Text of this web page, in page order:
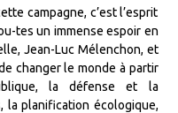
campagne, c’est l’esprit
tes un immense espoir en
Jean-Luc Mélenchon, et
changer le monde à partir
la défense et la
la planification écologique,